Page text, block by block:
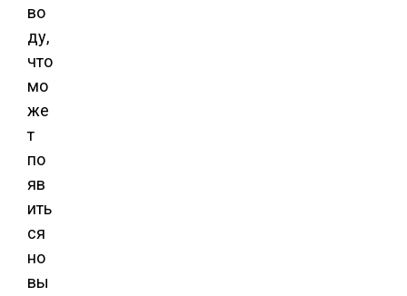
во
ду,
что
мо
же
т
по
яв
ить
ся
но
вы